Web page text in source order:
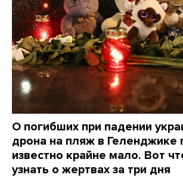
О погибших при падении
дрона на пляж в Геленджике
известно крайне мало. Вот
узнать о жертвах за три дня